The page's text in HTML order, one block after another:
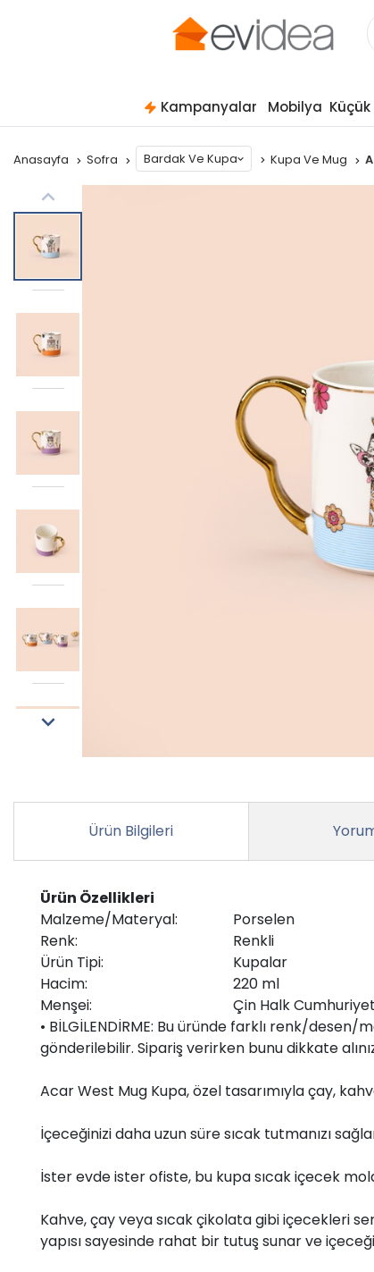
Kampanyalar Mobilya
Anasayfa Sofra Bardak Ve Kupa Kupa Ve Mug
Ürün Bilgileri
Ürün Özellikleri
Malzeme/Materyal:
Porselen
Renk:
Renkli
Ürün Tipi:
Kupalar
Hacim:
220 ml
Menşei:
Çin Halk
• BİLGİLENDİRME: Bu üründe farklı renk/
gönderilebilir. Sipariş verirken bunu dikkate
Acar West Mug Kupa, özel tasarımıyla çay,
İçeceğinizi daha uzun süre sıcak tutmanızı
İster evde ister ofiste, bu kupa sıcak içecek
Kahve, çay veya sıcak çikolata gibi içecekleri
yapısı sayesinde rahat bir tutuş sunar ve